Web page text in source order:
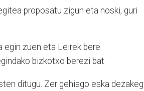
proposatu zigun eta noski, guri
egin zuen eta Leirek bere
bizkotxo berezi bat.
ditugu. Zer gehiago eska